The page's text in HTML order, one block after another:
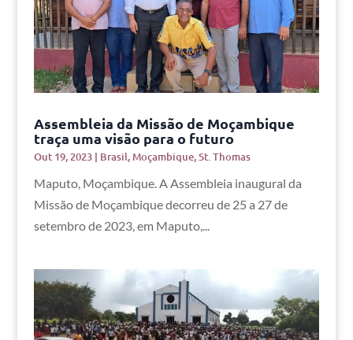
Assembleia da Missão de Moçambique
traça uma visão para o futuro
Out 19, 2023| Brasil,Moçambique,St. Thomas
Maputo, Moçambique. A Assembleia inaugural da
Missão de Moçambique decorreu de 25 a 27 de
setembro de 2023, em Maputo,...